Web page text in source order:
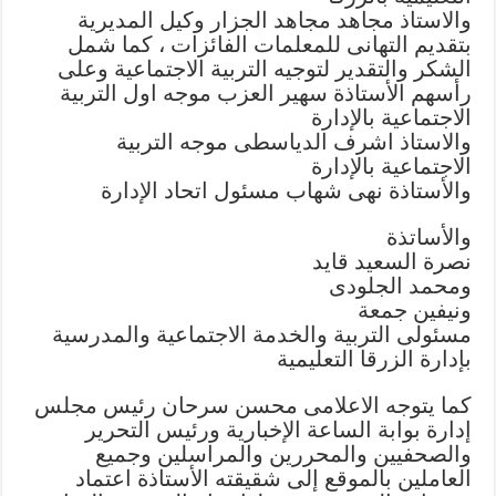
والاستاذ مجاهد مجاهد الجزار وكيل المديرية
بتقديم التهانى للمعلمات الفائزات ، كما شمل
الشكر والتقدير لتوجيه التربية الاجتماعية وعلى
رأسهم الأستاذة سهير العزب موجه اول التربية
الاجتماعية بالإدارة
والاستاذ اشرف الدياسطى موجه التربية
الاجتماعية بالإدارة
والأستاذة نهى شهاب مسئول اتحاد الإدارة
والأساتذة
نصرة السعيد قايد
ومحمد الجلودى
ونيفين جمعة
مسئولى التربية والخدمة الاجتماعية والمدرسية
بإدارة الزرقا التعليمية
كما يتوجه الاعلامى محسن سرحان رئيس مجلس
إدارة بوابة الساعة الإخبارية ورئيس التحرير
والصحفيين والمحررين والمراسلين وجميع
العاملين بالموقع إلى شقيقته الأستاذة اعتماد